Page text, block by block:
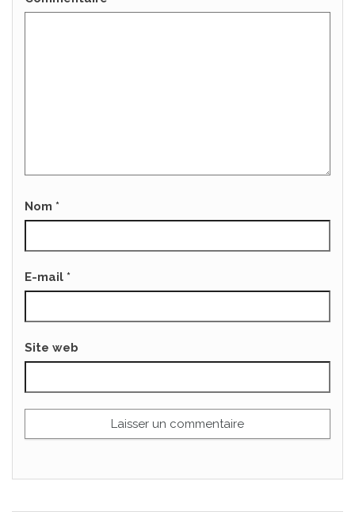
Nom *
E-mail *
Site web